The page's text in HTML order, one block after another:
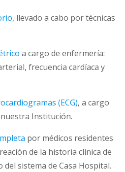
, llevado a cabo por técnicas
a cargo de enfermería:
frecuencia cardíaca y
(ECG), a cargo
Institución.
por médicos residentes
de la historia clínica de
sistema de Casa Hospital.